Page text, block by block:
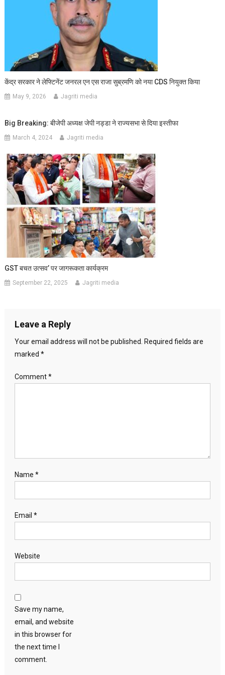
केंद्र सरकार ने लेफ्टिनेंट जनरल एन एस राजा सुब्रमणि को नया CDS नियुक्त किया
May 9, 2026 Jagriti media
Big Breaking: बीजेपी अध्यक्ष जेपी नड्डा ने राज्यसभा से दिया इस्तीफा
March 4, 2024 Jagriti media
GST बचत उत्सव’ पर जागरूकता कार्यक्रम
September 22, 2025 Jagriti media
Leave a Reply
Your email address will not be published.
Required fields are
marked *
Comment*
Name *
Email *
Website
Save my name,
email, and website
in this browser for
the next time I
comment.